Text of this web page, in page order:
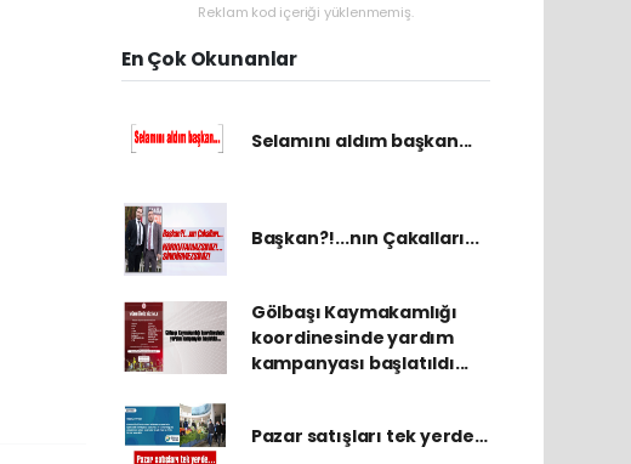
Reklam kod içeriği yüklenmemiş.
En Çok Okunanlar
Selamını aldım başkan...
Başkan?!...nın Çakalları...
Gölbaşı Kaymakamlığı
koordinesinde yardım
kampanyası başlatıldı...
Pazar satışları tek yerde…